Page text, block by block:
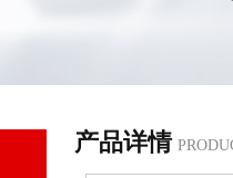
产品详情